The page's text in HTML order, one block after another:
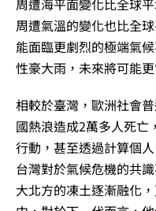
周遭氣溫的變化也比全
能面臨更劇烈的極端氣
性豪大雨，未來將可能更
相較於臺灣，歐洲社會
國熱浪造成2萬多人死亡
行動，甚至透過計算個
台灣對於氣候危機的共
大北方的凍土逐漸融化